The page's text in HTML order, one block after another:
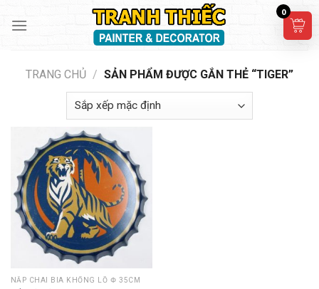
TRANG CHỦ / SẢN PHẨM ĐƯỢC GẮN THẺ “TIGER”
NẮP CHAI BIA KHỔNG LỒ Փ 35CM
0